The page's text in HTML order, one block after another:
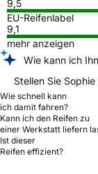
9,5
EU-Reifenlabel
9,1
mehr anzeigen
Wie kann ich
Stellen Sie
Wie schnell kann
ich damit fahren?
Kann ich den Reifen zu
einer Werkstatt liefern
Ist dieser
Reifen effizient?